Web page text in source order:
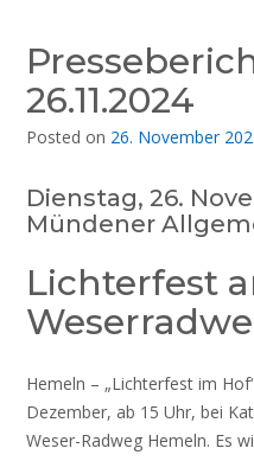
26.11.2024
Posted on 26. November
Dienstag, 26.
Mündener
Lichterfest
Hemeln – „Lichterfest im
Dezember, ab 15 Uhr, bei
Weser-Radweg Hemeln. Es